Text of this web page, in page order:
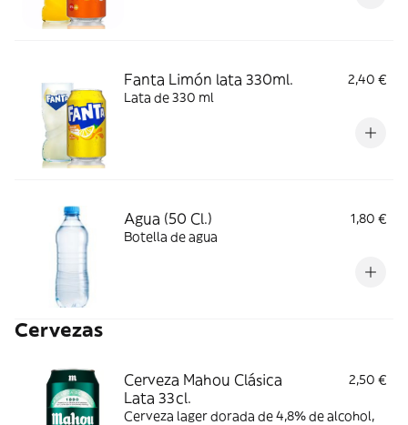
Fanta Limón lata 330ml.
2,40 €
Lata de 330 ml
Agua (50 Cl.)
1,80 €
Botella de agua
Cervezas
Cerveza Mahou Clásica
Lata 33cl.
2,50 €
Cerveza lager dorada de 4,8% de alcohol,